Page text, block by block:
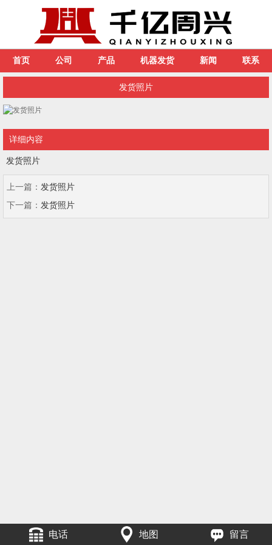
首页 公司 产品 机器发货 新闻 联系
发货照片
详细内容
发货照片
上一篇： 发货照片
下一篇： 发货照片
电话 地图 留言